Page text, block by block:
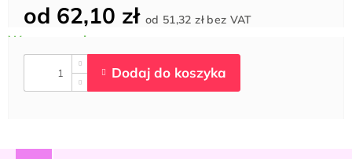
od 62,10 zł od 51,32 złbez VAT